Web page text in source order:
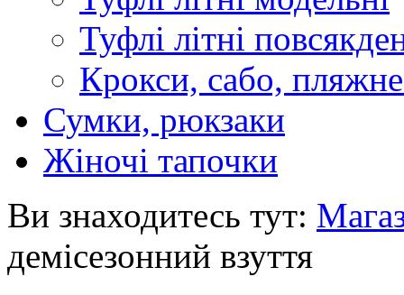
Туфлі літні
Крокси, сабо, пляжне
Сумки, рюкзаки
Жіночі тапочки
Ви знаходитесь тут:
демісезонний взуття